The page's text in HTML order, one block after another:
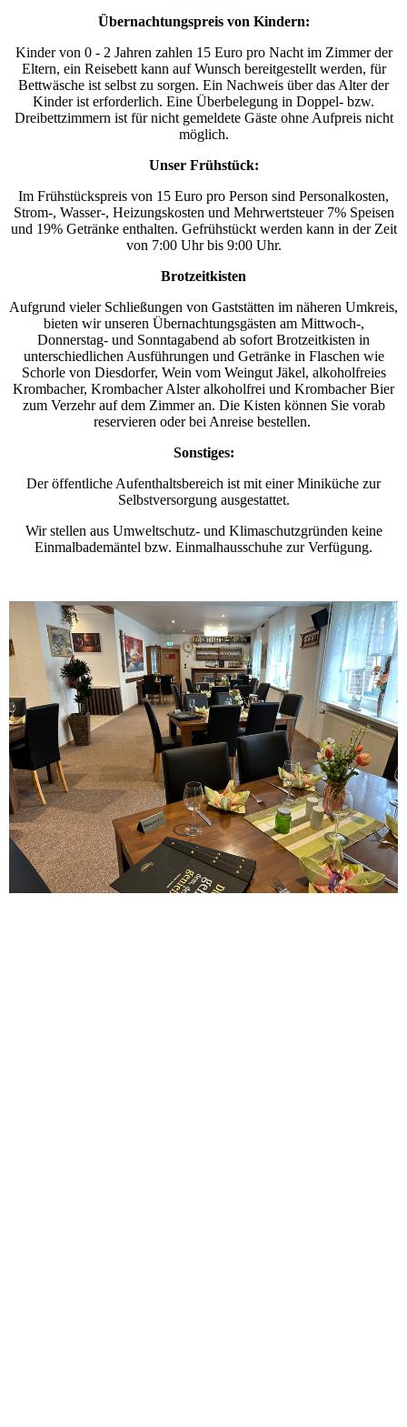
Übernachtungspreis von Kindern:
Kinder von 0 - 2 Jahren zahlen 15 Euro pro Nacht im Zimmer der
Eltern, ein Reisebett kann auf Wunsch bereitgestellt werden, für
Bettwäsche ist selbst zu sorgen. Ein Nachweis über das Alter der
Kinder ist erforderlich. Eine Überbelegung in Doppel- bzw.
Dreibettzimmern ist für nicht gemeldete Gäste ohne Aufpreis nicht
möglich.
Unser Frühstück:
Im Frühstückspreis von 15 Euro pro Person sind Personalkosten,
Strom-, Wasser-, Heizungskosten und Mehrwertsteuer 7% Speisen
und 19% Getränke enthalten. Gefrühstückt werden kann in der Zeit
von 7:00 Uhr bis 9:00 Uhr.
Brotzeitkisten
Aufgrund vieler Schließungen von Gaststätten im näheren Umkreis,
bieten wir unseren Übernachtungsgästen am Mittwoch-,
Donnerstag- und Sonntagabend ab sofort Brotzeitkisten in
unterschiedlichen Ausführungen und Getränke in Flaschen wie
Schorle von Diesdorfer, Wein vom Weingut Jäkel, alkoholfreies
Krombacher, Krombacher Alster alkoholfrei und Krombacher Bier
zum Verzehr auf dem Zimmer an. Die Kisten können Sie vorab
reservieren oder bei Anreise bestellen.
Sonstiges:
Der öffentliche Aufenthaltsbereich ist mit einer Miniküche zur
Selbstversorgung ausgestattet.
Wir stellen aus Umweltschutz- und Klimaschutzgründen keine
Einmalbademäntel bzw. Einmalhausschuhe zur Verfügung.